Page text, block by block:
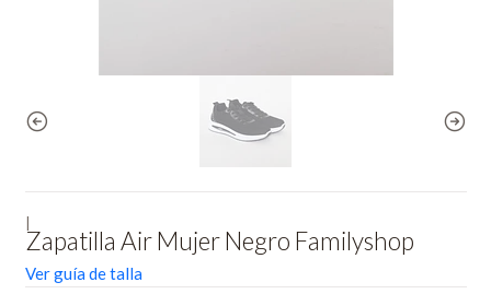
Zapatilla Air Mujer Negro Familyshop
Ver guía de talla